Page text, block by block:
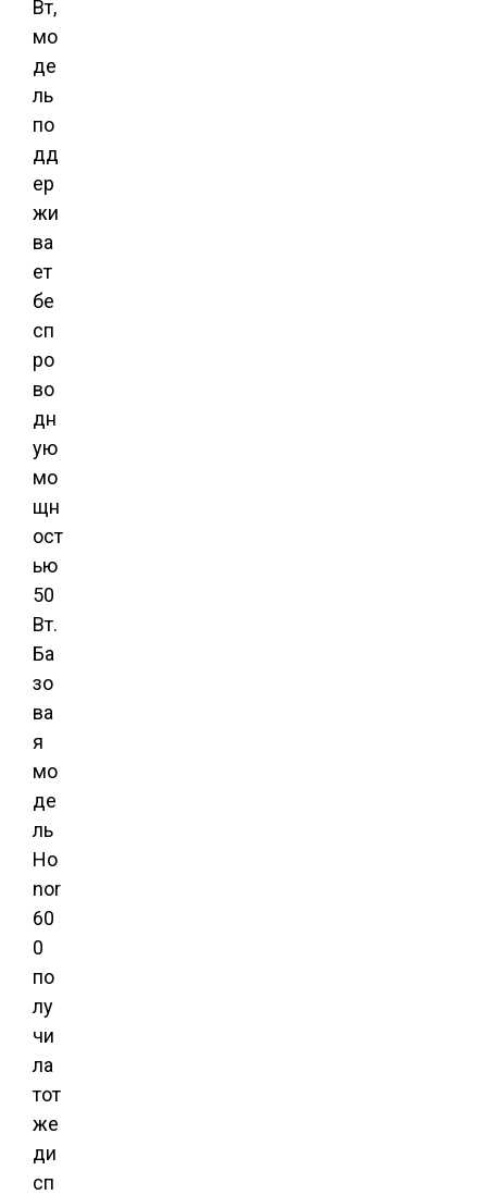
Вт,
мо
де
ль
по
дд
ер
жи
ва
ет
бе
сп
ро
во
дн
ую
мо
щн
ост
ью
50
Вт.
Ба
зо
ва
я
мо
де
ль
Ho
nor
60
0
по
лу
чи
ла
тот
же
ди
сп